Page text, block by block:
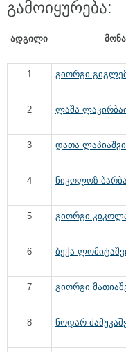
გამოიყურება:
ადგილი
1 გიორგი
2 ლაშა
3 დათა
4 ნიკოლოზ
5 გიორგი
6 ბექა
7 გიორგი
8 ნოდარ